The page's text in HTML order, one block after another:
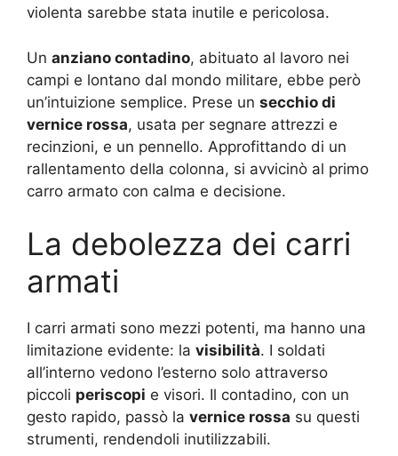
violenta sarebbe stata inutile e pericolosa.
Un anziano contadino, abituato al lavoro nei
campi e lontano dal mondo militare, ebbe però
un’intuizione semplice. Prese un secchio di
vernice rossa, usata per segnare attrezzi e
recinzioni, e un pennello. Approfittando di un
rallentamento della colonna, si avvicinò al primo
carro armato con calma e decisione.
La debolezza dei carri
armati
I carri armati sono mezzi potenti, ma hanno una
limitazione evidente: la visibilità. I soldati
all’interno vedono l’esterno solo attraverso
piccoli periscopi e visori. Il contadino, con un
gesto rapido, passò la vernice rossa su questi
strumenti, rendendoli inutilizzabili.